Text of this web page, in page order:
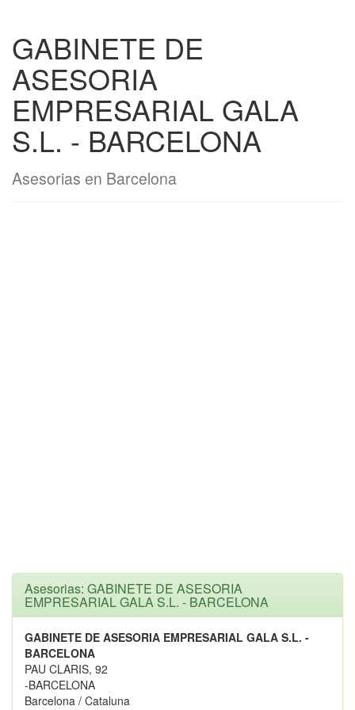
GABINETE DE
ASESORIA
EMPRESARIAL GALA
S.L. - BARCELONA
Asesorias en Barcelona
Asesorias: GABINETE DE ASESORIA
EMPRESARIAL GALA S.L. - BARCELONA
GABINETE DE ASESORIA EMPRESARIAL GALA S.L. -
BARCELONA
PAU CLARIS, 92
-BARCELONA
Barcelona / Cataluna